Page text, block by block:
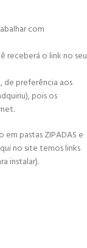
com
receberá o link no seu
de preferência aos
pois os
em pastas ZIPADAS e
no site temos links
instalar).